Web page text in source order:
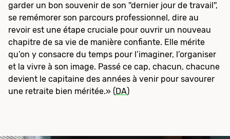
garder un bon souvenir de son ''dernier jour de travail'',
se remémorer son parcours professionnel, dire au
revoir est une étape cruciale pour ouvrir un nouveau
chapitre de sa vie de manière confiante. Elle mérite
qu’on y consacre du temps pour l’imaginer, l’organiser
et la vivre à son image. Passé ce cap, chacun, chacune
devient le capitaine des années à venir pour savourer
une retraite bien méritée.» ( DA)